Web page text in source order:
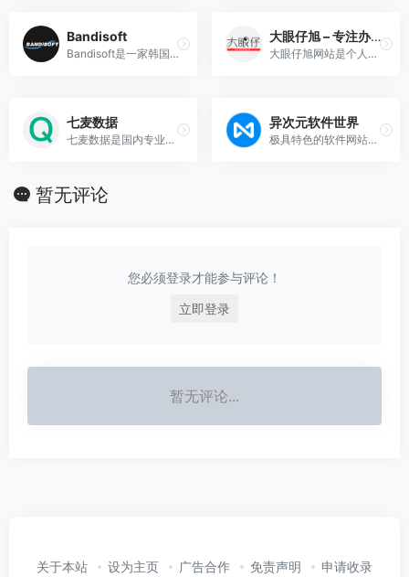
Bandisoft
Bandisoft是一家韩国软件公司成立于2008年，是Honeyview，Bandizip和Honeycam的开发商。
大眼仔旭 – 专注办公资源分享
大眼仔旭网站是个人非盈利性网站,主要以分享日常工作生活办公技术资源为主,大眼仔热衷于分享互联网上一切所有美好事物,希望和您一起成长.
七麦数据
七麦数据是国内专业的移动应用数据分析平台
异次元软件世界
极具特色的软件网站！专注于推荐优秀软件、APP应用和互联网资源，每篇图文评测都极其用心，并提供大量软件资源下载。
暂无评论
您必须登录才能参与评论！
立即登录
暂无评论...
关于本站 设为主页 广告合作 免责声明 申请收录